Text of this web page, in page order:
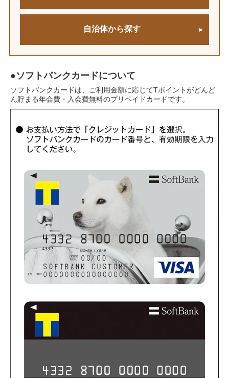
●ソフトバンクカードについて
ソフトバンクカードは、ご利用金額に応じてTポイントがどんど
ん貯まる年会費・入会費無料のプリペイドカードです。